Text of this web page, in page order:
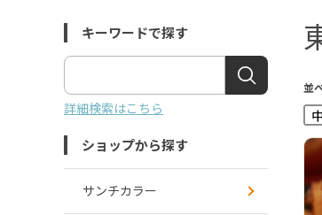
キーワードで探す
詳細検索はこちら
ショップから探す
サンチカラー
並